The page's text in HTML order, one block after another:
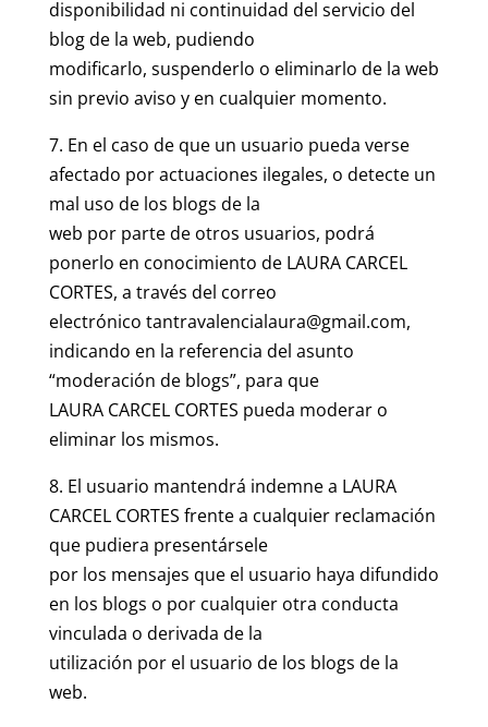
disponibilidad ni continuidad del servicio del
blog de la web, pudiendo
modificarlo, suspenderlo o eliminarlo de la web
sin previo aviso y en cualquier momento.
7. En el caso de que un usuario pueda verse
afectado por actuaciones ilegales, o detecte un
mal uso de los blogs de la
web por parte de otros usuarios, podrá
ponerlo en conocimiento de LAURA CARCEL
CORTES, a través del correo
electrónico tantravalencialaura@gmail.com,
indicando en la referencia del asunto
“moderación de blogs”, para que
LAURA CARCEL CORTES pueda moderar o
eliminar los mismos.
8. El usuario mantendrá indemne a LAURA
CARCEL CORTES frente a cualquier reclamación
que pudiera presentársele
por los mensajes que el usuario haya difundido
en los blogs o por cualquier otra conducta
vinculada o derivada de la
utilización por el usuario de los blogs de la
web.